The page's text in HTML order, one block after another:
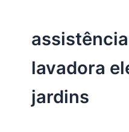
lavadora
jardins